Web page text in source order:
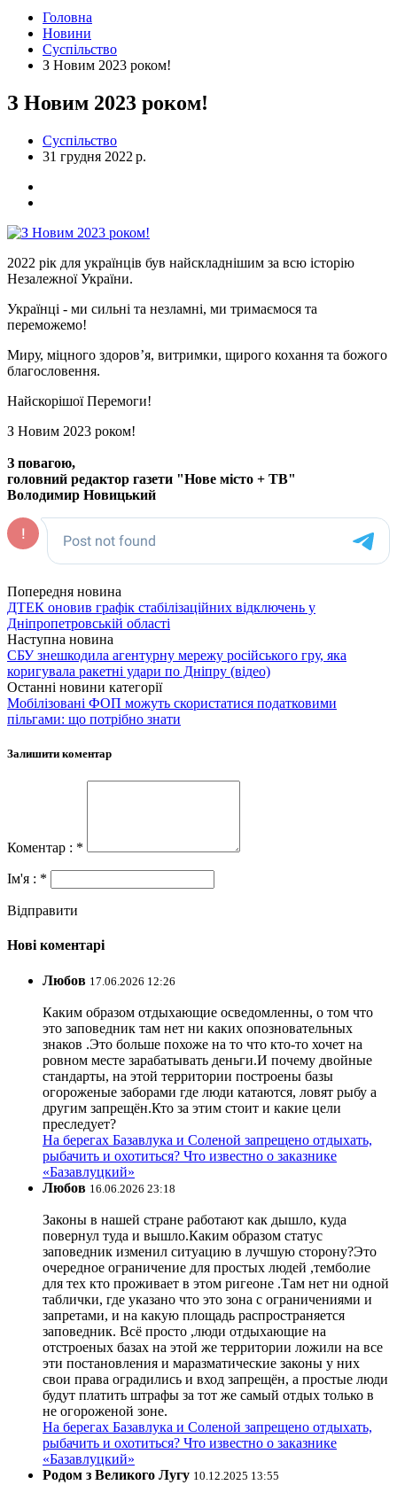
Головна
Новини
Суспільство
З Новим 2023 роком!
З Новим 2023 роком!
Суспільство
31 грудня 2022 р.
2022 рік для українців був найскладнішим за всю історію
Незалежної України.
Українці - ми сильні та незламні, ми тримаємося та
переможемо!
Миру, міцного здоровʼя, витримки, щирого кохання та божого
благословення.
Найскорішої Перемоги!
З Новим 2023 роком!
З повагою,
головний редактор газети "Нове місто + ТВ"
Володимир Новицький
Попередня новина
ДТЕК оновив графік стабілізаційних відключень у
Дніпропетровській області
Наступна новина
СБУ знешкодила агентурну мережу російського гру, яка
коригувала ракетні удари по Дніпру (відео)
Останні новини категорії
Мобілізовані ФОП можуть скористатися податковими
пільгами: що потрібно знати
Залишити коментар
Коментар : *
Ім'я : *
Відправити
Нові коментарі
Любов 17.06.2026 12:26
Каким образом отдыхающие осведомленны, о том что
это заповедник там нет ни каких опозновательных
знаков .Это больше похоже на то что кто-то хочет на
ровном месте зарабатывать деньги.И почему двойные
стандарты, на этой территории построены базы
огороженые заборами где люди катаются, ловят рыбу а
другим запрещён.Кто за этим стоит и какие цели
преследует?
На берегах Базавлука и Соленой запрещено отдыхать,
рыбачить и охотиться? Что известно о заказнике
«Базавлуцкий»
Любов 16.06.2026 23:18
Законы в нашей стране работают как дышло, куда
повернул туда и вышло.Каким образом статус
заповедник изменил ситуацию в лучшую сторону?Это
очередное ограничение для простых людей ,темболие
для тех кто проживает в этом ригеоне .Там нет ни одной
таблички, где указано что это зона с ограничениями и
запретами, и на какую площадь распространяется
заповедник. Всё просто ,люди отдыхающие на
отстроеных базах на этой же территории ложили на все
эти постановления и маразматические законы у них
свои права оградились и вход запрещён, а простые люди
будут платить штрафы за тот же самый отдых только в
не огороженой зоне.
На берегах Базавлука и Соленой запрещено отдыхать,
рыбачить и охотиться? Что известно о заказнике
«Базавлуцкий»
Родом з Великого Лугу 10.12.2025 13:55